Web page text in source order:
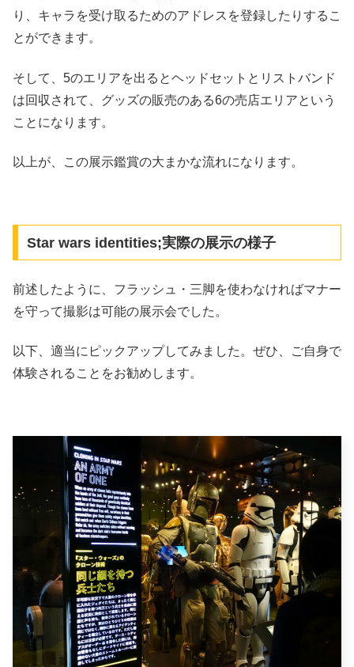
り、キャラを受け取るためのアドレスを登録したりするこ
とができます。
そして、5のエリアを出るとヘッドセットとリストバンド
は回収されて、グッズの販売のある6の売店エリアという
ことになります。
以上が、この展示鑑賞の大まかな流れになります。
Star wars identities;実際の展示の様子
前述したように、フラッシュ・三脚を使わなければマナー
を守って撮影は可能の展示会でした。
以下、適当にピックアップしてみました。ぜひ、ご自身で
体験されることをお勧めします。